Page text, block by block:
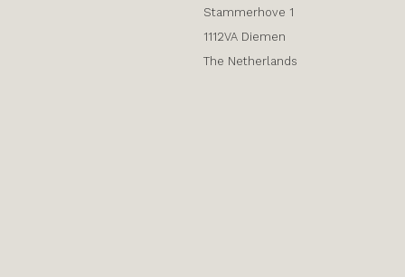
Stammerhove 1
1112VA Diemen
The Netherlands